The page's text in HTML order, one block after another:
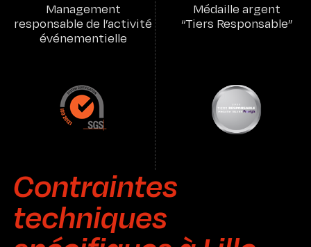
Management
responsable de l’activité
événementielle
Médaille argent
“Tiers Responsable”
Contraintes
techniques